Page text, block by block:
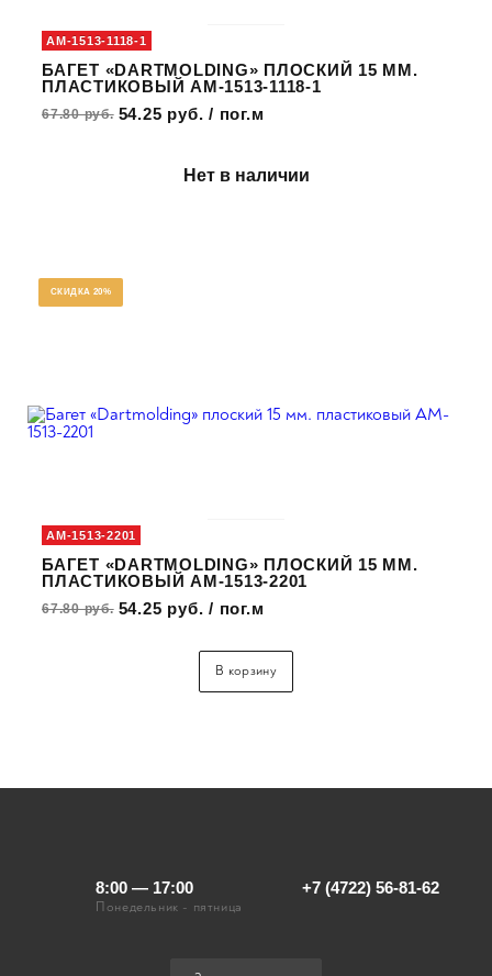
AM-1513-1118-1
БАГЕТ «DARTMOLDING» ПЛОСКИЙ 15 ММ.
ПЛАСТИКОВЫЙ AM-1513-1118-1
67.80 руб. 54.25 руб. / пог.м
Нет в наличии
СКИДКА 20%
AM-1513-2201
БАГЕТ «DARTMOLDING» ПЛОСКИЙ 15 ММ.
ПЛАСТИКОВЫЙ AM-1513-2201
67.80 руб. 54.25 руб. / пог.м
В корзину
8:00 — 17:00
Понедельник - пятница
+7 (4722) 56-81-62